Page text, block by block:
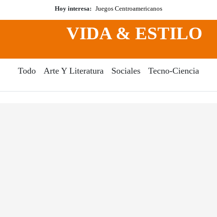
Hoy interesa: Juegos Centroamericanos
VIDA & ESTILO
Todo Arte Y Literatura Sociales Tecno-Ciencia